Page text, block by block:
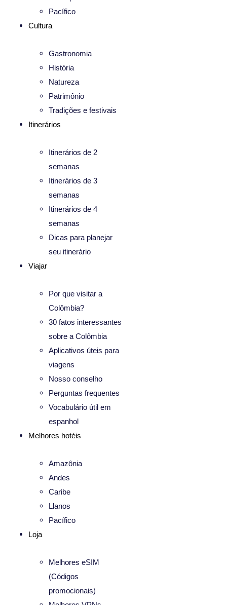
Pacífico
Cultura
Gastronomia
História
Natureza
Patrimônio
Tradições e festivais
Itinerários
Itinerários de 2
semanas
Itinerários de 3
semanas
Itinerários de 4
semanas
Dicas para planejar
seu itinerário
Viajar
Por que visitar a
Colômbia?
30 fatos interessantes
sobre a Colômbia
Aplicativos úteis para
viagens
Nosso conselho
Perguntas frequentes
Vocabulário útil em
espanhol
Melhores hotéis
Amazônia
Andes
Caribe
Llanos
Pacífico
Loja
Melhores eSIM
(Códigos
promocionais)